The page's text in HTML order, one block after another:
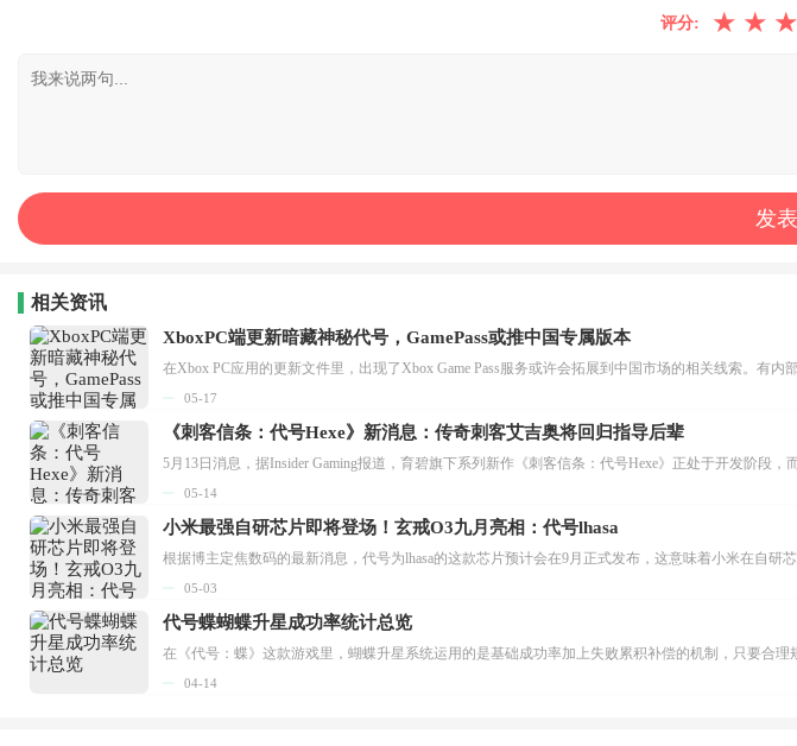
评分: ★ ★ ★
相关资讯
XboxPC端更新暗藏神秘代号，GamePass或推中国专属版本
在Xbox PC应用的更新文件里，出现了Xbox Game Pass服务或许会拓展到中国市场的相关线索。有
05-17
《刺客信条：代号Hexe》新消息：传奇刺客艾吉奥将回归指导后辈
5月13日消息，据Insider Gaming报道，育碧旗下系列新作《刺客信条：代号Hexe》正处于开发阶段
05-14
小米最强自研芯片即将登场！玄戒O3九月亮相：代号lhasa
根据博主定焦数码的最新消息，代号为lhasa的这款芯片预计会在9月正式发布，这意味着小米在自研
05-03
代号蝶蝴蝶升星成功率统计总览
04-14